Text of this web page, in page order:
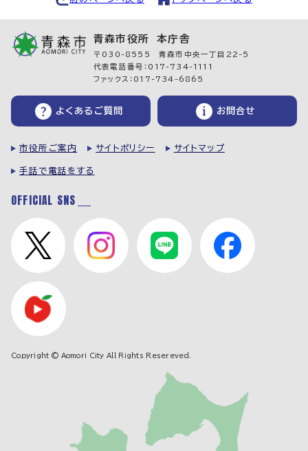
青森市役所 本庁舎
〒030-8555 青森市中央一丁目22-5
代表電話番号：017-734-1111
ファックス：017-734-6865
よくあるご質問 お問合せ
市役所ご案内 サイトポリシー サイトマップ
手話で電話をする
OFFICIAL SNS
Copyright © Aomori City All Rights Resereved.